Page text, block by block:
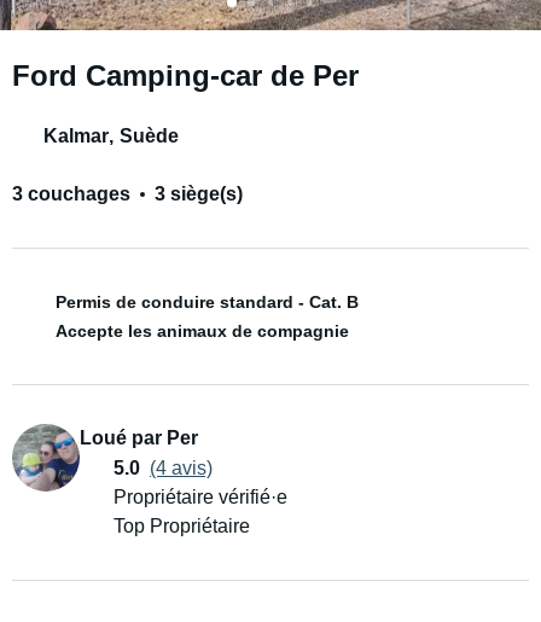
Ford Camping-car de Per
Kalmar, Suède
3 couchages 3 siège(s)
Permis de conduire standard - Cat. B
Accepte les animaux de compagnie
Loué par Per
5.0 (4 avis)
Propriétaire vérifié·e
Top Propriétaire